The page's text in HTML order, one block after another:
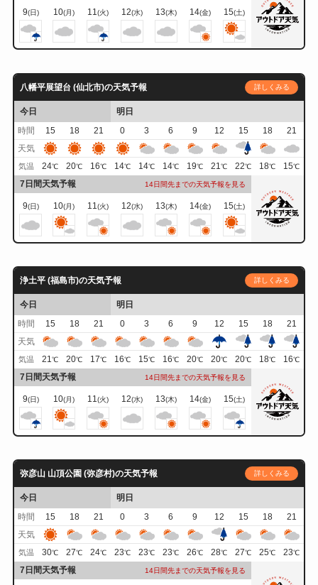
9(日) 10(月) 11(火) 12(水) 13(木) 14(金) 15(土)
八幡平展望台 (仙北市)の天気予報 詳しくみる
今日
明日
時間
15 18 21 0 3 6 9 12 15 18
21
天気
気温 24℃ 20℃ 16℃ 14℃ 14℃ 14℃ 19℃ 21℃ 22℃ 18℃ 15℃
7日間天気予報 14日間先までの天気予報を見る
9(日) 10(月) 11 (火) 12(水) 13(木) 14(金) 15(土)
浄土平 (福島市)の天気予報 詳しくみる
今日
明日
時間
15 18 21 0 3 6 9 12 15 18
21
天気
気温 21℃ 20℃ 17℃ 16℃ 15℃ 16℃ 20℃ 20℃ 20℃ 18℃ 16℃
7日間天気予報 14日間先までの天気予報を見る
9(日) 10(月) 11(火) 12(水) 13(木) 14(金) 15(土)
弥彦山 山頂公園 (弥彦村)の天気予報 詳しくみる
今日
明日
時間
15 18 21 0 3 6 9 12 15 18
21
天気
気温 30℃ 27℃ 24℃ 23℃ 23℃ 23℃ 26℃ 28℃ 27℃ 25℃ 23℃
7日間天気予報 14日間先までの天気予報を見る